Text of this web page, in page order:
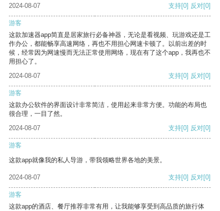
2024-08-07
支持[0] 反对[0]
游客
这款加速器app简直是居家旅行必备神器，无论是看视频、玩游戏还是工
作办公，都能畅享高速网络，再也不用担心网速卡顿了。以前出差的时
候，经常因为网速慢而无法正常使用网络，现在有了这个app，我再也不
用担心了。
2024-08-07
支持[0] 反对[0]
游客
这款办公软件的界面设计非常简洁，使用起来非常方便。功能的布局也
很合理，一目了然。
2024-08-07
支持[0] 反对[0]
游客
这款app就像我的私人导游，带我领略世界各地的美景。
2024-08-07 支持[0] 反对[0]
游客
这款app的酒店、餐厅推荐非常有用，让我能够享受到高品质的旅行体